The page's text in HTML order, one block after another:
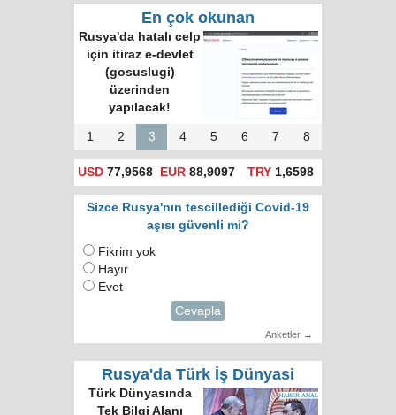
En çok okunan
Rusya'da hatalı celp
için itiraz e-devlet
(gosuslugi)
üzerinden
yapılacak!
1 2 3 4 5 6 7 8
USD 77,9568 EUR 88,9097 TRY1,6598
Sizce Rusya'nın tescillediği Covid-19
aşısı güvenli mi?
Fikrim yok
Hayır
Evet
Cevapla
Anketler →
Rusya'da Türk İş Dünyasi
Türk Dünyasında
Tek Bilgi Alanı